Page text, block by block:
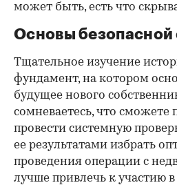
может быть, есть что
Основы безопасной
Тщательное изучение
фундамент, на котором
будущее нового
сомневаетесь, что сможете
провести системную
ее результатами избрать
проведения операции с
лучше привлечь к участию в